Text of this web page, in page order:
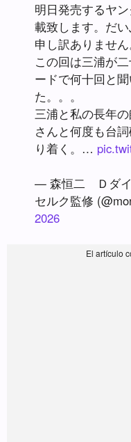
明日発売するヤ
載致します。だ
申し訳ありません
この回は三浦が
ードで何十回と
た。。。
三浦と私の長年
さんと何度も台
り着く。…
— 森恒二 Ｄダ
セルク監修
2026